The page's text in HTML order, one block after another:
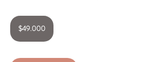
49.000
pesos
chilenos
$49.000